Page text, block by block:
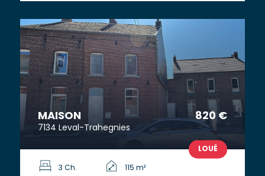
MAISON 820 €
7134 Leval-Trahegnies
LOUÉ
3 Ch. 115 m²